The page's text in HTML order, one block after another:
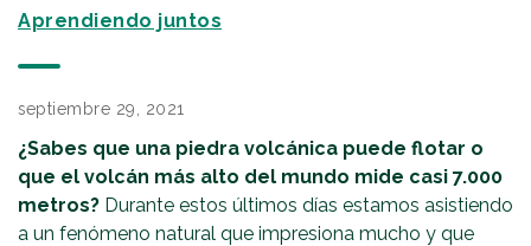
Aprendiendo juntos
septiembre 29, 2021
¿Sabes que una piedra volcánica puede flotar o
que el volcán más alto del mundo mide casi 7.000
metros? Durante estos últimos días estamos asistiendo
a un fenómeno natural que impresiona mucho y que